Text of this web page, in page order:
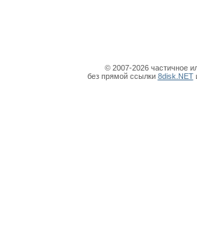
© 2007-2026 частичное
без прямой ссылки 8disk.NET